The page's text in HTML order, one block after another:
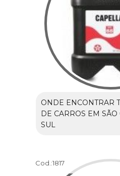
ONDE ENCONTRAR
DE CARROS EM
SUL
Cod.:1817